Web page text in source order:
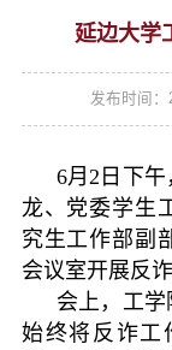
延边大学
发布时间
6月2日下
龙、党委学生
究生工作部副
会议室开展反
会上，工
始终将反诈工